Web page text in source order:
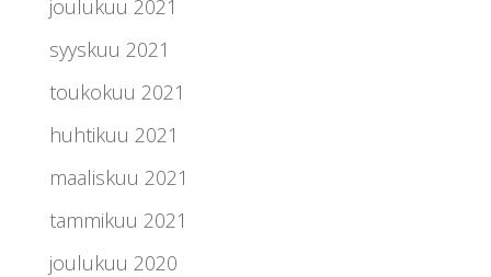
joulukuu 2021
syyskuu 2021
toukokuu 2021
huhtikuu 2021
maaliskuu 2021
tammikuu 2021
joulukuu 2020